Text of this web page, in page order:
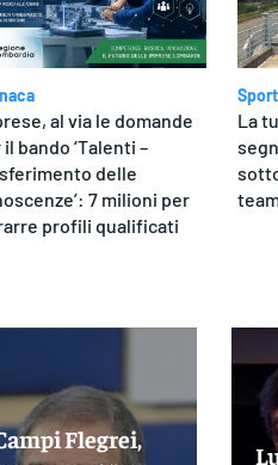
al via le domande
bando ‘Talenti –
delle
7 milioni per
profili qualificati
Sport
La
Flegrei,